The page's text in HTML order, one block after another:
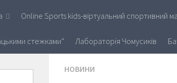
Online Sports kids-віртуальний спортивний
стежками” Лабораторія Чомусиків
НОВИНИ